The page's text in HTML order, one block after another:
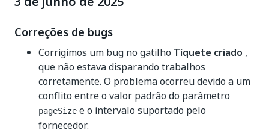
Correções de bugs
Corrigimos um bug no gatilho Tíquete criado ,
que não estava disparando trabalhos
corretamente. O problema ocorreu devido a um
conflito entre o valor padrão do parâmetro
pageSize e o intervalo suportado pelo
fornecedor.